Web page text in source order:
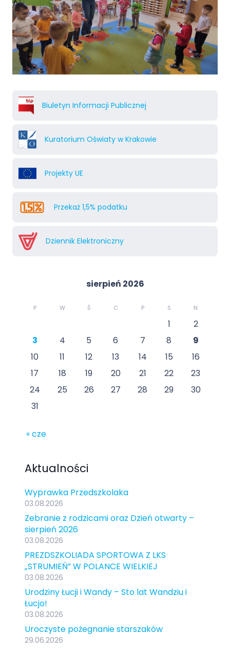
Biuletyn Informacji Publicznej
Kuratorium Oświaty w Krakowie
Projekty UE
Przekaż 1,5% podatku
Dziennik Elektroniczny
sierpień 2026
P W Ś C P S N
1
2
3
4 5 6 7 8
9
10
11 12 13 14 15
16
17
18 19 20 21 22
23
24
25 26 27 28 29
30
31
« cze
Aktualności
Wyprawka Przedszkolaka
03.08.2026
Zebranie z rodzicami oraz Dzień otwarty –
sierpień 2026
03.08.2026
PREZDSZKOLIADA SPORTOWA Z LKS
„STRUMIEŃ” W POLANCE WIELKIEJ
03.08.2026
Urodziny Łucji i Wandy – Sto lat Wandziu i
Łucjo!
03.08.2026
Uroczyste pożegnanie starszaków
29.06.2026